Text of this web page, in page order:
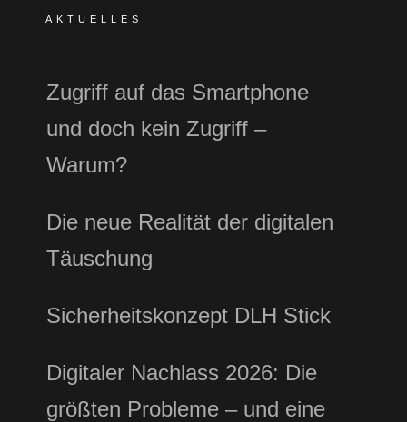
AKTUELLES
Zugriff auf das Smartphone
und doch kein Zugriff –
Warum?
Die neue Realität der digitalen
Täuschung
Sicherheitskonzept DLH Stick
Digitaler Nachlass 2026: Die
größten Probleme – und eine